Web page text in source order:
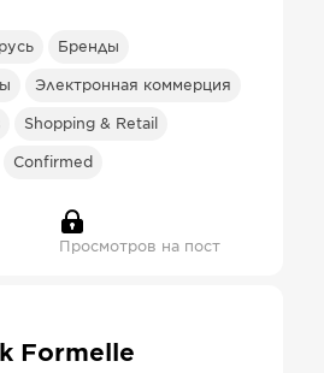
Бренды
Электронная коммерция
Shopping & Retail
Confirmed
Просмотров на пост
Formelle